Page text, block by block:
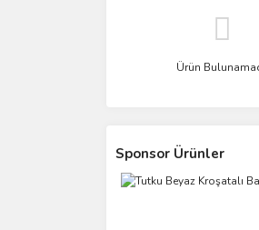
Ürün
Sponsor Ürünler